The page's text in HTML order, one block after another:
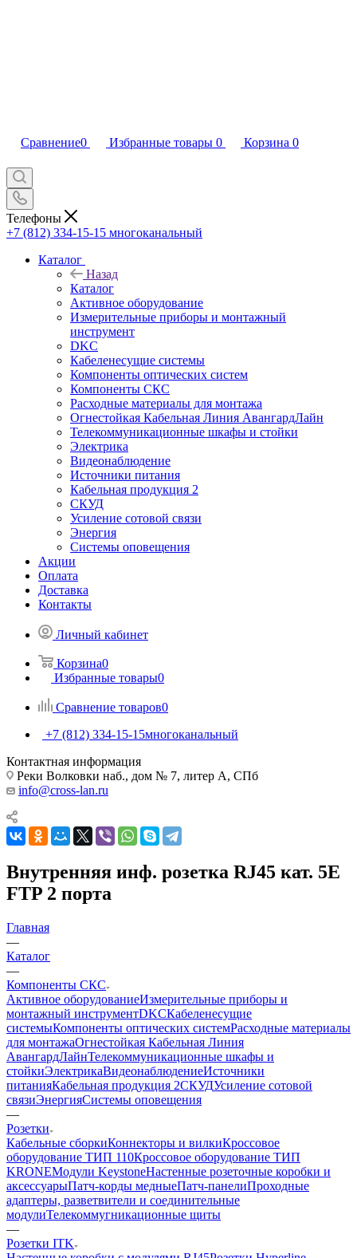
Сравнение0 Избранные товары 0 Корзина 0
Телефоны
+7 (812) 334-15-15 многоканальный
Каталог
Назад
Каталог
Активное оборудование
Измерительные приборы и монтажный
инструмент
DKC
Кабеленесущие системы
Компоненты оптических систем
Компоненты СКС
Расходные материалы для монтажа
Огнестойкая Кабельная Линия АвангардЛайн
Телекоммуникационные шкафы и стойки
Электрика
Видеонаблюдение
Источники питания
Кабельная продукция 2
СКУД
Усиление сотовой связи
Энергия
Системы оповещения
Акции
Оплата
Доставка
Контакты
Личный кабинет
Корзина0
Избранные товары0
Сравнение товаров0
+7 (812) 334-15-15многоканальный
Контактная информация
Реки Волковки наб., дом № 7, литер А, СПб
info@cross-lan.ru
Внутренняя инф. розетка RJ45 кат. 5Е
FTP 2 порта
Главная
—
Каталог
—
Компоненты СКС
Активное оборудованиеИзмерительные приборы и
монтажный инструментDKCКабеленесущие
системыКомпоненты оптических системРасходные материалы
для монтажаОгнестойкая Кабельная Линия
АвангардЛайнТелекоммуникационные шкафы и
стойкиЭлектрикаВидеонаблюдениеИсточники
питанияКабельная продукция 2СКУДУсиление сотовой
связиЭнергияСистемы оповещения
—
Розетки
Кабельные сборкиКоннекторы и вилкиКроссовое
оборудование ТИП 110Кроссовое оборудование ТИП
KRONEМодули KeystoneНастенные розеточные коробки и
аксессуарыПатч-корды медныеПатч-панелиПроходные
адаптеры, разветвители и соединительные
модулиТелекоммугникационные щиты
—
Розетки ITK